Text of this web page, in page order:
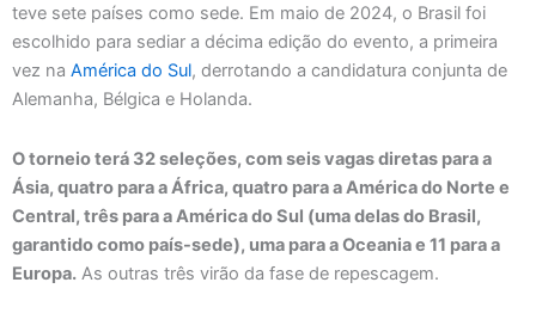
teve sete países como sede. Em maio de 2024, o Brasil foi
escolhido para sediar a décima edição do evento, a primeira
vez na América do Sul, derrotando a candidatura conjunta de
Alemanha, Bélgica e Holanda.
O torneio terá 32 seleções, com seis vagas diretas para a
Ásia, quatro para a África, quatro para a América do Norte e
Central, três para a América do Sul (uma delas do Brasil,
garantido como país-sede), uma para a Oceania e 11 para a
Europa. As outras três virão da fase de repescagem.